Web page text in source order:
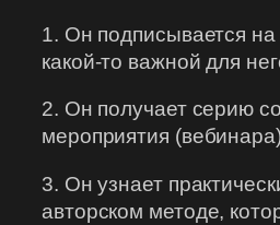
1. Он подписывается
какой-то важной для
2. Он получает серию
мероприятия
3. Он узнает
авторском методе,